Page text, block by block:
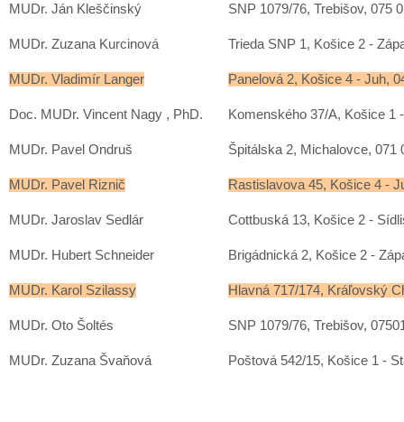
MUDr. Ján Kleščinský SNP 1079/76, Trebišov, 075
MUDr. Zuzana Kurcinová Trieda SNP 1, Košice 2 -
MUDr. Vladimír Langer Panelová 2, Košice 4 - Juh,
Doc. MUDr. Vincent Nagy , PhD. Komenského 37/A, Košice 1
MUDr. Pavel Ondruš Špitálska 2, Michalovce, 071
MUDr. Pavel Riznič Rastislavova 45, Košice 4 -
MUDr. Jaroslav Sedlár Cottbuská 13, Košice 2 -
MUDr. Hubert Schneider Brigádnická 2, Košice 2 -
MUDr. Karol Szilassy Hlavná 717/174, Kráľovský
MUDr. Oto Šoltés SNP 1079/76, Trebišov,
MUDr. Zuzana Švaňová Poštová 542/15, Košice 1 -